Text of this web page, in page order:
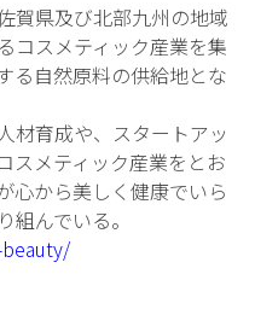
賀県及び北部九州の地域
コスメティック産業を集
る自然原料の供給地とな
材育成や、スタートアッ
スメティック産業をとお
心から美しく健康でいら
んでいる。